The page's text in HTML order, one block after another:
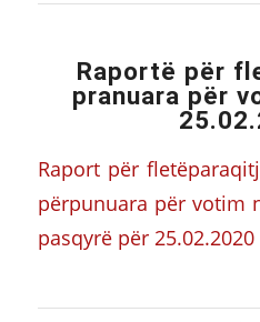
Raportë për
pranuara për
Raport për
përpunuara për votim
pasqyrë për